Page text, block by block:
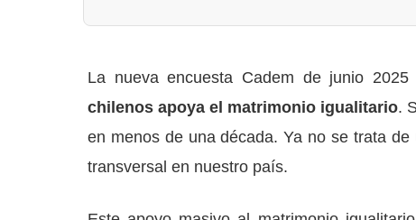
La nueva encuesta Cadem de junio
chilenos apoya el matrimonio igualitario.
en menos de una década. Ya no se trata
transversal en nuestro país.